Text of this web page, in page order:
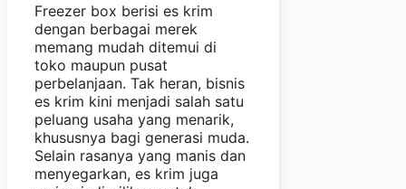
Freezer box berisi es krim
dengan berbagai merek
memang mudah ditemui di
toko maupun pusat
perbelanjaan. Tak heran, bisnis
es krim kini menjadi salah satu
peluang usaha yang menarik,
khususnya bagi generasi muda.
Selain rasanya yang manis dan
menyegarkan, es krim juga